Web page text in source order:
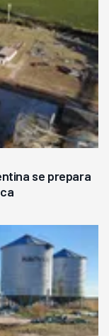
se prepara